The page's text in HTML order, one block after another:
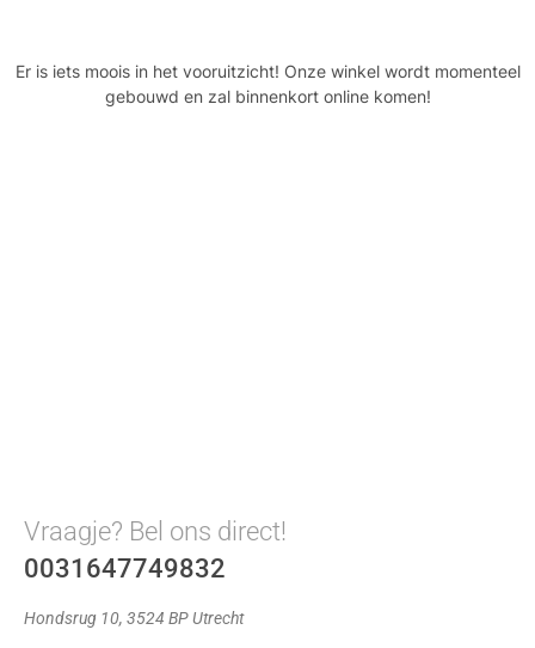
Er is iets moois in het vooruitzicht! Onze winkel wordt momenteel
gebouwd en zal binnenkort online komen!
Vraagje? Bel ons direct!
0031647749832
Hondsrug 10, 3524 BP Utrecht